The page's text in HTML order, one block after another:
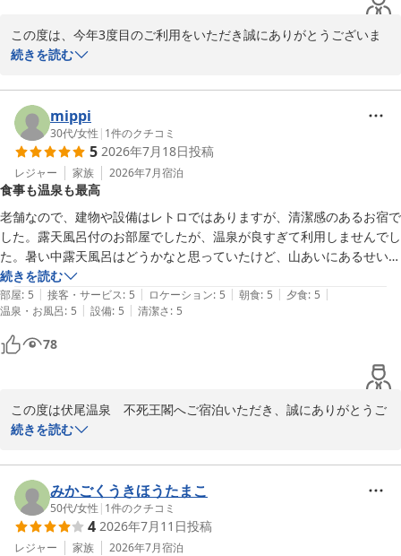
またのお越しを、スタッフ一同心よりお待ち申し上げております。
伏尾温泉 不死王閣
2026-07-24
この度は、今年3度目のご利用をいただき誠にありがとうございま
す。また、日頃より伏尾温泉　不死王閣をご愛顧いただいておりま
せっかくのご滞在中に、他のお客様のマナーによりご不快な思いを
させてしまいましたこと、深くお詫び申し上げます。本来であれ
ば、心身ともにリラックスしていただくべき温泉の場で、そのよう
な光景を目にされたとのこと、心苦しい限りでございます。
貴重なご指摘をいただき、ありがとうございます。現在、当館では
海外のお客様向け等の案内は設けておりますが、改めてすべてのお
客様に気持ちよくご利用いただけるよう、脱衣所や浴場内でのマナ
ー啓発の掲示方法や周知のあり方について今後の検討材料とさせて
いただきます。
泉質やお料理につきましてはご評価をいただき大変嬉しく存じま
す。今後も皆様に心地よい空間を提供できるよう、より一層のサー
またお近くにお越しの際は、ぜひ当館へお立ち寄りください。スタ
ッフ一同、心よりお待ち申し上げております。
伏尾温泉　不死王閣　スタッフ一同
伏尾温泉 不死王閣
2026-07-19
続きを読む
mippi
30代/女性 | 1件のクチコミ
5 2026年7月18日投稿
レジャー 家族 2026年7月宿泊
食事も温泉も最高
老舗なので、建物や設備はレトロではありますが、清潔感のあるお宿で
した。露天風呂付のお部屋でしたが、温泉が良すぎて利用しませんでし
た。暑い中露天風呂はどうかなと思っていたけど、山あいにあるせいも
あってか、じめじめすることもなく、快適でした。
食事のボリュームもすごかったです。
夕食で出た鮎の塩焼きが絶品でした。最後のデザートも、フルーツと書
かれていて、数切れのフルーツかなと思っていたら、ちょっとしたパフ
朝食バイキングで選べたミニおにぎりも６種類くらいあったのと、お米
が美味しかったです。
続きを読む
部屋: 5 | 接客・サービス: 5 | ロケーション: 5 | 朝食: 5 | 夕食: 5 |
温泉・お風呂: 5 | 設備: 5 | 清潔さ: 5
78
この度は伏尾温泉　不死王閣へご宿泊いただき、誠にありがとうご
ざいます。
温泉やお食事について、大変嬉しいお言葉を頂戴し、スタッフ一同
感激しております。
当館の露天風呂は、山あいの自然を感じながらゆったりとお寛ぎい
ただけるのが自慢でございます。快適にお過ごしいただけたようで
何よりです。
続きを読む
みかごくうきほうたまこ
50代/女性 | 1件のクチコミ
4 2026年7月11日投稿
レジャー 家族 2026年7月宿泊